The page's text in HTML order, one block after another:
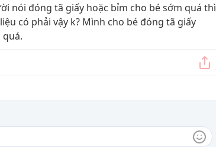
nói đóng tã giấy hoặc bỉm cho bé sớm quá thì
có phải vậy k? Mình cho bé đóng tã giấy